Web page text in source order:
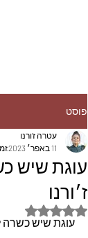
פוסט
עוגת שיש
ז׳ורנו
עטרה ז'ורנו
11 באפר׳ 2023
דירוג של NaN מתוך 5 כוכבים
עוגת שיש כשרה